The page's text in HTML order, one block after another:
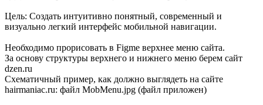
Цель: Создать интуитивно понятный, современный и
визуально легкий интерфейс мобильной навигации.
Необходимо прорисовать в Figme верхнее меню сайта.
За основу структуры верхнего и нижнего меню берем сайт
dzen.ru
Схематичный пример, как должно выглядеть на сайте
hairmaniac.ru: файл MobMenu.jpg (файл приложен)